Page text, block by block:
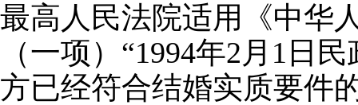
最高人民法院适用《中华
（一项）“1994年2月1日
方已经符合结婚实质要件